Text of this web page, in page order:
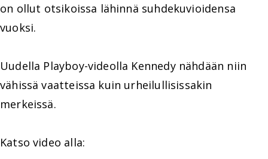
on ollut otsikoissa lähinnä suhdekuvioidensa
vuoksi.
Uudella Playboy-videolla Kennedy nähdään niin
vähissä vaatteissa kuin urheilullisissakin
merkeissä.
Katso video alla: